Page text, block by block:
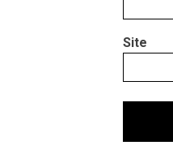
Site